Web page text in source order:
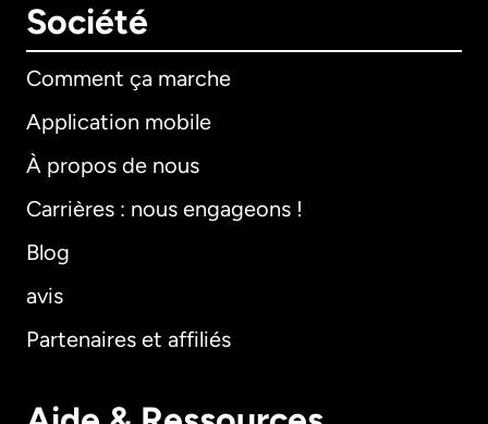
Société
Comment ça marche
Application mobile
À propos de nous
Carrières : nous engageons !
Blog
avis
Partenaires et affiliés